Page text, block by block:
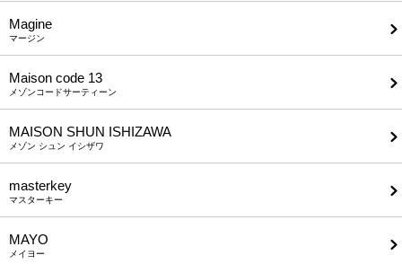
Magine
マージン
Maison code 13
メゾンコードサーティーン
MAISON SHUN ISHIZAWA
メゾン シュン イシザワ
masterkey
マスターキー
MAYO
メイヨー